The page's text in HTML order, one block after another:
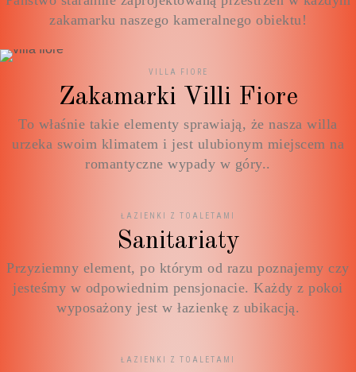
zakamarku naszego kameralnego obiektu!
VILLA FIORE
Zakamarki Villi Fiore
To właśnie takie elementy sprawiają, że nasza willa
urzeka swoim klimatem i jest ulubionym miejscem na
romantyczne wypady w góry..
ŁAZIENKI Z TOALETAMI
Sanitariaty
Przyziemny element, po którym od razu poznajemy czy
jesteśmy w odpowiednim pensjonacie. Każdy z pokoi
wyposażony jest w łazienkę z ubikacją.
ŁAZIENKI Z TOALETAMI